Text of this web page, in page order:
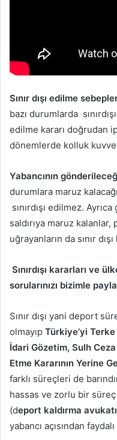
Sınır dışı edilme
bazı durumlarda
edilme kararı doğrudan
dönemlerde kolluk
Yabancının
durumlara maruz
sınırdışı edilmez.
saldırıya maruz
uğrayanların da sınır
Sınırdışı kararları ve
sorularınızı bizimle
Sınır dışı yani deport
olmayıp Türkiye’yi Terke
İdari Gözetim, Sulh Ceza
Etme Kararının Yerine
farklı süreçleri de
hassas ve zorlu bir
(deport kaldırma avukatı
yabancı açısından